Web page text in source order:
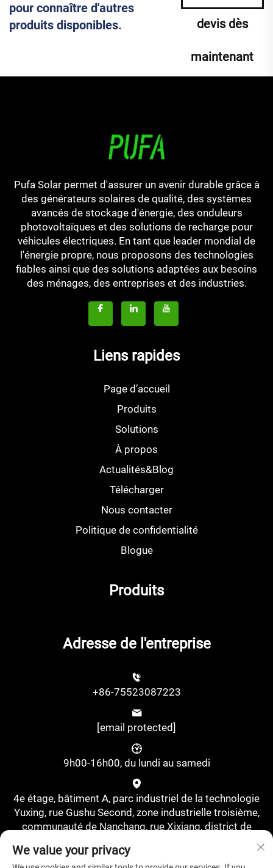
pour connaître d'autres
produits disponibles.
devis dès
maintenant
Pufa Solar permet d'assurer un avenir durable grâce à
des générateurs solaires de qualité, des systèmes
avancés de stockage d'énergie, des onduleurs
photovoltaïques et des solutions de recharge pour
véhicules électriques. En tant que leader mondial de
l'énergie propre, nous proposons des technologies
fiables ainsi que des solutions adaptées aux besoins
des ménages, des entreprises et des industries.
Liens rapides
Page d’accueil
Produits
Solutions
À propos
Actualités&Blog
Télécharger
Nous contacter
Politique de confidentialité
Blogue
Produits
Adresse de l'entreprise
+86-75523087223
[email protected]
9h00-16h00, du lundi au samedi
4e étage, bâtiment A, parc industriel de la technologie
Yuxing, rue Gushu Second, zone industrielle troisième,
communauté de Nanchang, rue Xixiang, district de
Bao'an, Shenzhen, Chine., Shenzhen, Guangdong, Chine
We value your privacy